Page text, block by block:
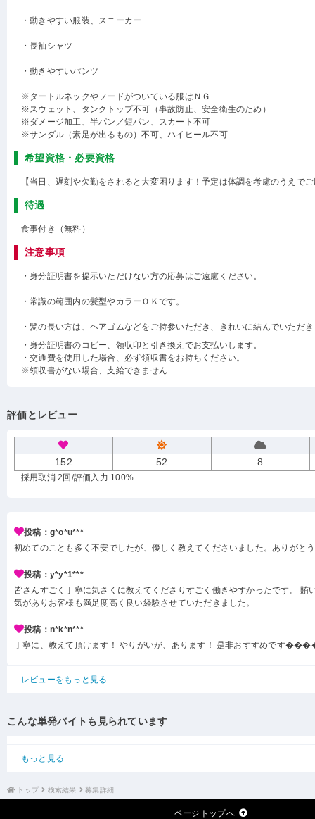
・動きやすい服装、スニーカー
・長袖シャツ
・動きやすいパンツ
※タートルネックやフードがついている服はＮＧ
※スウェット、タンクトップ不可（事故防止、安全衛生のため）
※ダメージ加工、半パン／短パン、スカート不可
※サンダル（素足が出るもの）不可、ハイヒール不可
希望資格・必要資格
【当日、遅刻や欠勤をされると大変困ります！予定は体調を考慮のうえで
待遇
食事付き（無料）
注意事項
・身分証明書を提示いただけない方の応募はご遠慮ください。
・常識の範囲内の髪型やカラーＯＫです。
・髪の長い方は、ヘアゴムなどをご持参いただき、きれいに結んでいただ
・身分証明書のコピー、領収印と引き換えでお支払いします。
・交通費を使用した場合、必ず領収書をお持ちください。
※領収書がない場合、支給できません
評価とレビュー
152 52 8
採用取消 2回 /評価入力 100%
投稿：g*o*u***
初めてのことも多く不安でしたが、優しく教えてくださいました。ありがと
投稿：y*y*1***
皆さんすごく丁寧に気さくに教えてくださりすごく働きやすかったです。 賄
気がありお客様も満足度高く良い経験させていただきました。
投稿：n*k*n***
丁寧に、教えて頂けます！ やりがいが、あります！ 是非おすすめです
レビューをもっと見る
こんな単発バイトも見られています
もっと見る
トップ 検索結果 募集詳細
ページトップへ